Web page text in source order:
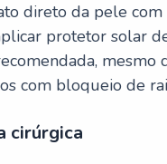
direto da pele com
protetor solar
mesmo
com bloqueio de
cirúrgica